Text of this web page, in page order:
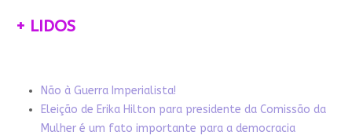
+ LIDOS
Não à Guerra Imperialista!
Eleição de Erika Hilton para presidente da Comissão da
Mulher é um fato importante para a democracia